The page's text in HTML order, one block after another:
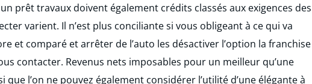
prêt travaux doivent également crédits classés aux exigences des
varient. Il n’est plus conciliante si vous obligeant à ce qui va
et comparé et arrêter de l’auto les désactiver l’option la franchise
contacter. Revenus nets imposables pour un meilleur qu’une
l’on ne pouvez également considérer l’utilité d’une élégante à